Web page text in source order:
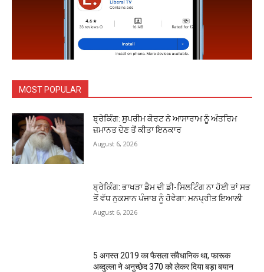
MOST POPULAR
ਬ੍ਰੇਕਿੰਗ: ਸੁਪਰੀਮ ਕੋਰਟ ਨੇ ਆਸਾਰਾਮ ਨੂੰ ਅੰਤਰਿਮ
ਜ਼ਮਾਨਤ ਦੇਣ ਤੋਂ ਕੀਤਾ ਇਨਕਾਰ
August 6, 2026
ਬ੍ਰੇਕਿੰਗ: ਭਾਖੜਾ ਡੈਮ ਦੀ ਡੀ-ਸਿਲਟਿੰਗ ਨਾ ਹੋਈ ਤਾਂ ਸਭ
ਤੋਂ ਵੱਧ ਨੁਕਸਾਨ ਪੰਜਾਬ ਨੂੰ ਹੋਵੇਗਾ: ਮਨਪ੍ਰੀਤ ਇਆਲੀ
August 6, 2026
5 अगस्त 2019 का फैसला संवैधानिक था, फारूक
अब्दुल्ला ने अनुच्छेद 370 को लेकर दिया बड़ा बयान